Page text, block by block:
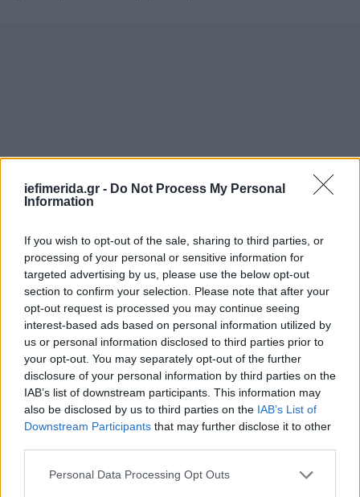
iefimerida.gr - Do Not Process My Personal
Information
If you wish to opt-out of the sale, sharing to third parties, or
processing of your personal or sensitive information for
targeted advertising by us, please use the below opt-out
section to confirm your selection. Please note that after your
opt-out request is processed you may continue seeing
interest-based ads based on personal information utilized by
us or personal information disclosed to third parties prior to
your opt-out. You may separately opt-out of the further
disclosure of your personal information by third parties on the
IAB’s list of downstream participants. This information may
also be disclosed by us to third parties on the IAB’s List of
Downstream Participants that may further disclose it to other
Please note that this website/app uses one or more Google
Personal Data Processing Opt Outs